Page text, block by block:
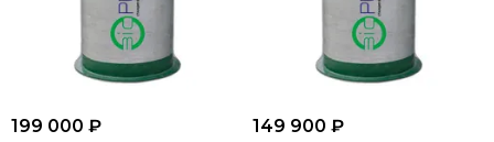
199 000 ₽ 149 900 ₽